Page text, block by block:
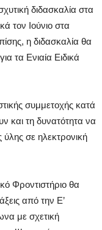
διδασκαλία στα
τον Ιούνιο στα
η διδασκαλία θα
τα Ενιαία Ειδικά
συμμετοχής κατά
και τη δυνατότητα να
σε ηλεκτρονική
Φροντιστήριο θα
από την Ε’
με σχετική